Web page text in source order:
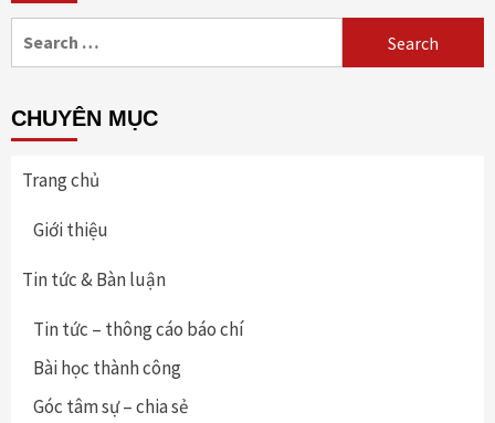
CHUYÊN MỤC
Trang chủ
Giới thiệu
Tin tức & Bàn luận
Tin tức – thông cáo báo chí
Bài học thành công
Góc tâm sự – chia sẻ